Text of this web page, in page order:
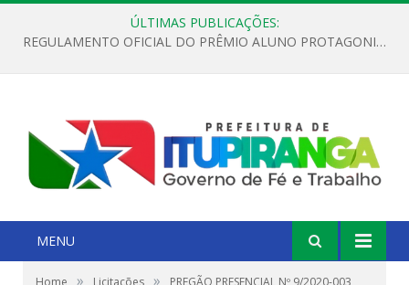
ÚLTIMAS PUBLICAÇÕES:
REGULAMENTO OFICIAL DO PRÊMIO ALUNO PROTAGONISTA – EDIÇÃO 2026
MENU
Home » Licitações »
PREGÃO PRESENCIAL Nº 9/2020-003